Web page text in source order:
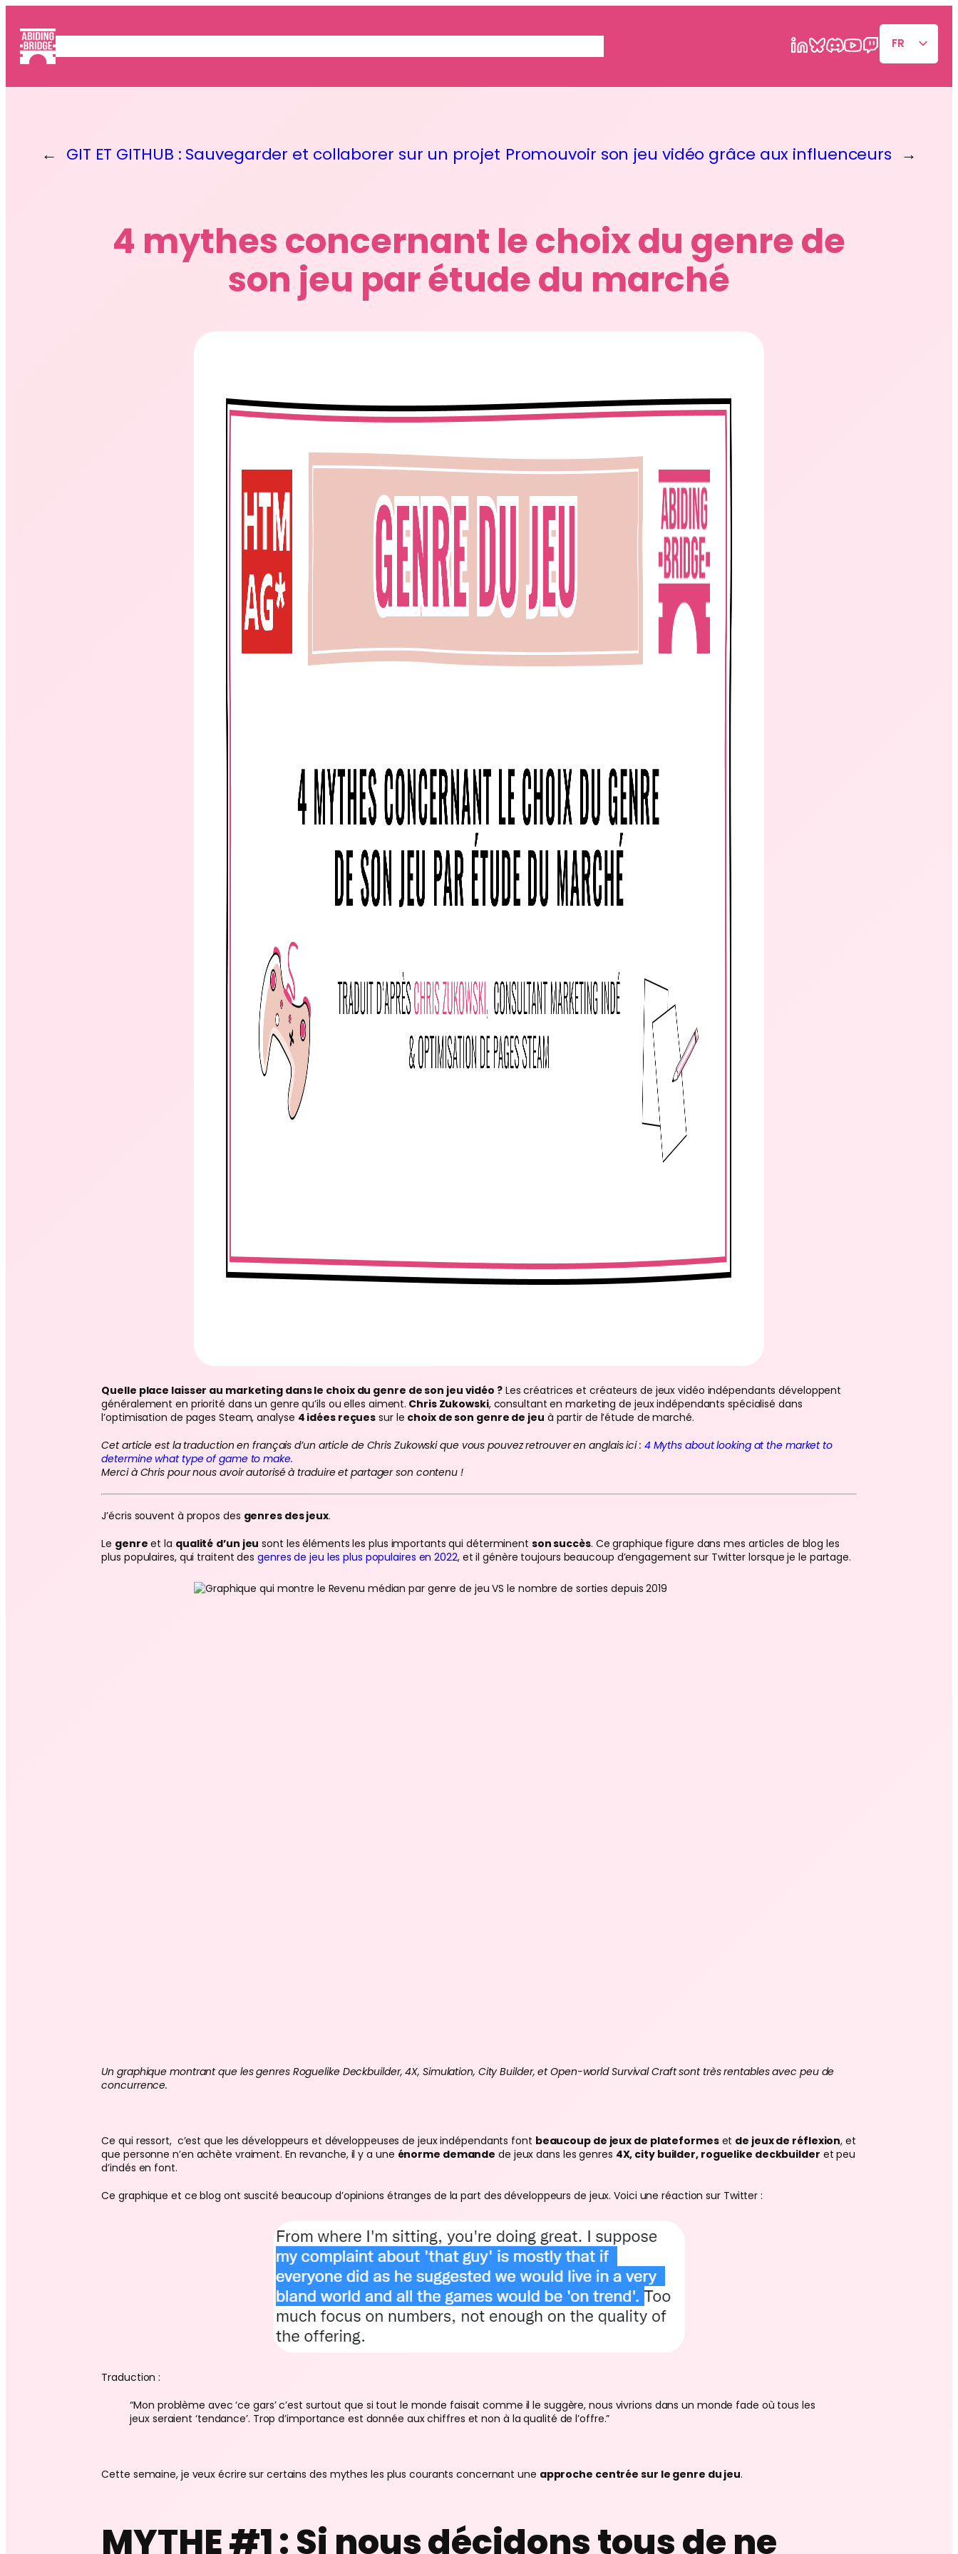
au
contenu
FR
EN
← GIT ET GITHUB : Sauvegarder et collaborer sur un projet Promouvoir son jeu vidéo grâce aux influenceurs →
4 mythes concernant le choix du genre de
son jeu par étude du marché
Quelle place laisser au marketing dans le choix du genre de son jeu vidéo ?Les créatrices et créateurs de jeux vidéo indépendants développent
généralement en priorité dans un genre qu’ils ou elles aiment. Chris Zukowski, consultant en marketing de jeux indépendants spécialisé dans
l’optimisation de pages Steam, analyse 4 idées reçues sur le choix de son genre de jeu à partir de l’étude de marché.
Cet article est la traduction en français d’un article de Chris Zukowski que vous pouvez retrouver en anglais ici : 4 Myths about looking at the market to
determine what type of game to make.
Merci à Chris pour nous avoir autorisé à traduire et partager son contenu !
J’écris souvent à propos des genres des jeux.
Le genre et la qualité d’un jeu sont les éléments les plus importants qui déterminent son succès. Ce graphique figure dans mes articles de blog les
plus populaires, qui traitent des genres de jeu les plus populaires en 2022, et il génère toujours beaucoup d’engagement sur Twitter lorsque je le partage.
Un graphique montrant que les genres Roguelike Deckbuilder, 4X, Simulation, City Builder, et Open-world Survival Craft sont très rentables avec peu de
concurrence.
Ce qui ressort, c’est que les développeurs et développeuses de jeux indépendants font beaucoup de jeux de plateformeset de jeux de réflexion, et
que personne n’en achète vraiment. En revanche, il y a une énorme demande de jeux dans les genres 4X, city builder, roguelike deckbuilder et peu
d’indés en font.
Ce graphique et ce blog ont suscité beaucoup d’opinions étranges de la part des développeurs de jeux. Voici une réaction sur Twitter :
Traduction :
“Mon problème avec ‘ce gars’ c’est surtout que si tout le monde faisait comme il le suggère, nous vivrions dans un monde fade où tous les
jeux seraient ‘tendance’. Trop d’importance est donnée aux chiffres et non à la qualité de l’offre.”
Cette semaine, je veux écrire sur certains des mythes les plus courants concernant une approche centrée sur le genre du jeu.
MYTHE #1 : Si nous décidons tous de ne